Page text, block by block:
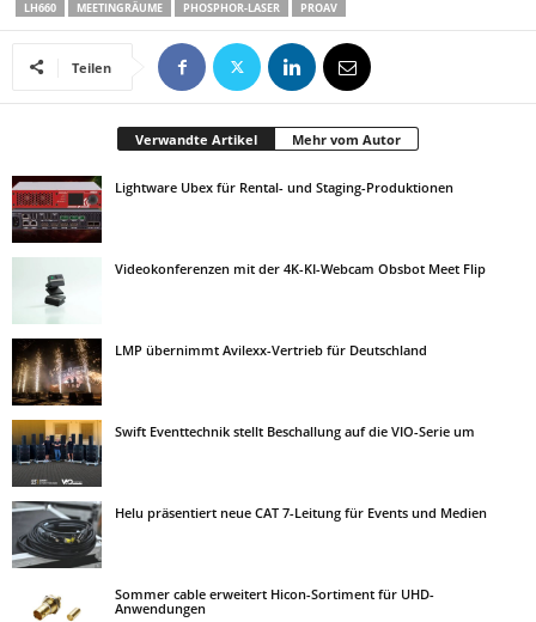
LH660 MEETINGRÄUME PHOSPHOR-LASER PROAV
Teilen
Verwandte Artikel Mehr vom Autor
Lightware Ubex für Rental- und Staging-Produktionen
Videokonferenzen mit der 4K-KI-Webcam Obsbot Meet Flip
LMP übernimmt Avilexx-Vertrieb für Deutschland
Swift Eventtechnik stellt Beschallung auf die VIO-Serie um
Helu präsentiert neue CAT 7-Leitung für Events und Medien
Sommer cable erweitert Hicon-Sortiment für UHD-
Anwendungen